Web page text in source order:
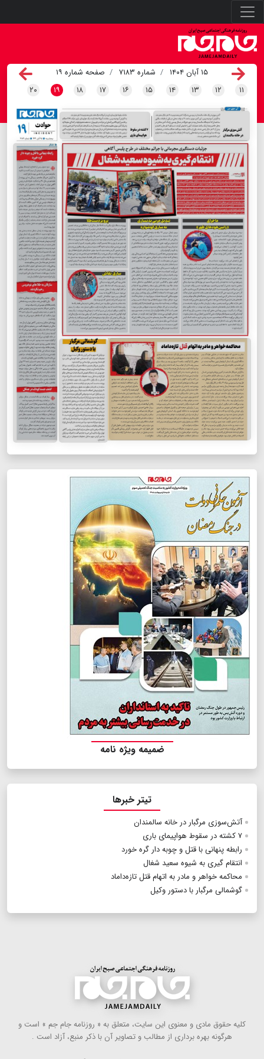
۱۵ آبان ۱۴۰۴ شماره ۷۱۸۳
صفحه شماره ۱۹
۱۱ ۱۲ ۱۳ ۱۴ ۱۵ ۱۶ ۱۷ ۱۸ ۱۹ ۲۰
ضمیمه ویژه نامه
تیتر خبرها
آتش‌سوزی مرگبار در خانه سالمندان
۷ کشته در سقوط هواپیمای باری
رابطه پنهانی با قتل و چوبه دار گره خورد
انتقام گیری به شیوه سعید شغال
محاکمه خواهر و مادر به اتهام قتل تازه‌داماد
گوشمالی مرگبار با دستور وکیل
كلیه حقوق مادی و معنوی این سایت، متعلق به « روزنامه جام جم » است و
هرگونه بهره ‌برداری از مطالب و تصاویر آن با ذكر منبع، آزاد است .